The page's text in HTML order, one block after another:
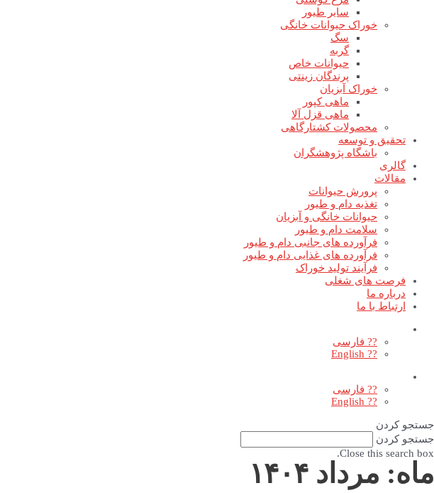
سایر طیور
خوراک حیوانات خانگی
سگ
گربه
حیوانات خاص
پرندگان زینتی
خوراک آبزیان
ماهی کپور
ماهی قزل آلا
محصولات کشتارگاهی
تحقیق و توسعه
باشگاه پژوهشگران
گالری
مقالات
پرورش حیوانات
تغذیه دام و طیور
حیوانات خانگی و آبزیان
سلامت دام و طیور
فرآورده های جانبی دام و طیور
فرآورده های غذایی دام و طیور
فرآیند تولید خوراک
فرصت های شغلی
درباره ما
ارتباط با ما
?? فارسی
?? English
?? فارسی
?? English
جستجو کردن
جستجو کردن
Close this search box.
ماه: مرداد ۱۴۰۴